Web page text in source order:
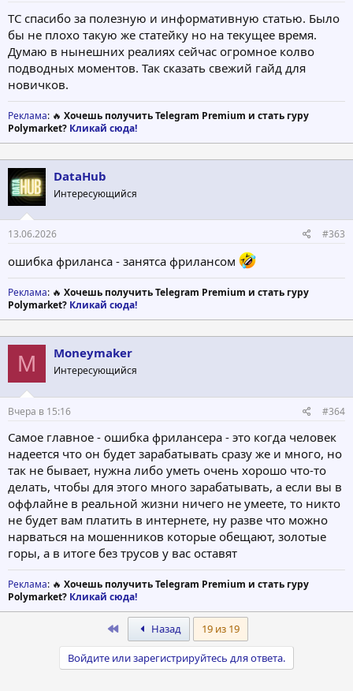
ТС спасибо за полезную и информативную статью. Было
бы не плохо такую же статейку но на текущее время.
Думаю в нынешних реалиях сейчас огромное колво
подводных моментов. Так сказать свежий гайд для
новичков.
Реклама: 🔥 Хочешь получить Telegram Premium и стать гуру
Polymarket? Кликай сюда!
DataHub
Интересующийся
13.06.2026 #363
ошибка фриланса - занятса фрилансом
Реклама: 🔥 Хочешь получить Telegram Premium и стать гуру
Polymarket? Кликай сюда!
M Moneymaker
Интересующийся
Вчера в 15:16 #364
Самое главное - ошибка фрилансера - это когда человек
надеется что он будет зарабатывать сразу же и много, но
так не бывает, нужна либо уметь очень хорошо что-то
делать, чтобы для этого много зарабатывать, а если вы в
оффлайне в реальной жизни ничего не умеете, то никто
не будет вам платить в интернете, ну разве что можно
нарваться на мошенников которые обещают, золотые
горы, а в итоге без трусов у вас оставят
Реклама: 🔥 Хочешь получить Telegram Premium и стать гуру
Polymarket? Кликай сюда!
First Назад 19 из 19
Войдите или зарегистрируйтесь для ответа.